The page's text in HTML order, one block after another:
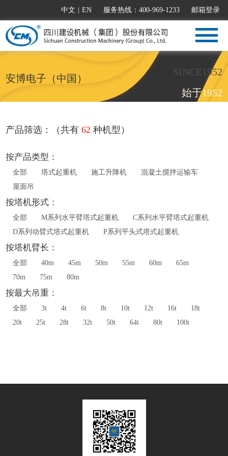
中文 EN 服务热线：400-969-1233 邮箱登录
安博电子（中国）
SINCE1952
始于1952
产品筛选：（共有62 种机型）
按产品类型：
全部 塔式起重机 施工升降机
混凝土搅拌运输车
屋面吊
按塔机形式：
全部 M系列水平臂塔式起重机
C系列水平臂塔式起重机
D系列动臂式塔式起重机
P系列平头式塔式起重机
按塔机臂长：
全部 40m 45m 50m 55m 60m
65m
70m
75m 80m
按最大吊重：
全部 3t 4t 6t 8t 10t 12t 16t
18t
20t
25t 28t 32t 50t 64t 80t 100t